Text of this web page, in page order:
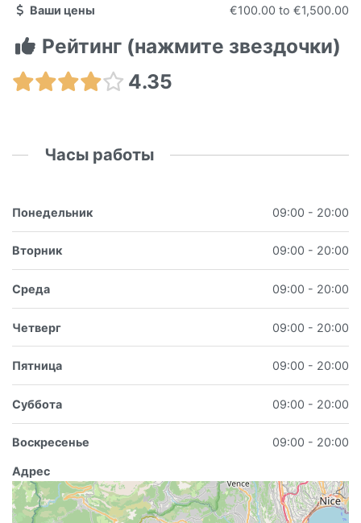
Ваши цены €100.00 to €1,500.00
Рейтинг (нажмите звездочки)
4.35
Часы работы
Понедельник 09:00 - 20:00
Вторник 09:00 - 20:00
Среда 09:00 - 20:00
Четверг 09:00 - 20:00
Пятница 09:00 - 20:00
Суббота 09:00 - 20:00
Воскресенье 09:00 - 20:00
Адрес